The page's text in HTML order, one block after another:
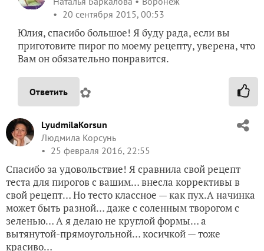
20 сентября 2015, 00:53
Юлия, спасибо большое! Я буду рада, если вы
приготовите пирог по моему рецепту, уверена, что
Вам он обязательно понравится.
Ответить ✿
LyudmilaKorsun
Людмила Корсунь
25 февраля 2016, 22:55
Спасибо за удовольствие! Я сравнила свой рецепт
теста для пирогов с вашим… внесла коррективы в
свой рецепт… Но тесто классное — как пух.А начинка
может быть разной… даже с соленным творогом с
зеленью… А я делаю не круглой формы… а
вытянутой-прямоугольной… косичкой — тоже
красиво…